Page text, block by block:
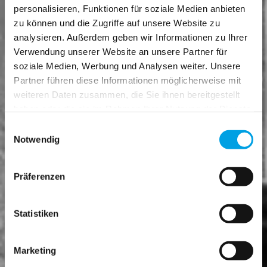
personalisieren, Funktionen für soziale Medien anbieten
zu können und die Zugriffe auf unsere Website zu
analysieren. Außerdem geben wir Informationen zu Ihrer
Verwendung unserer Website an unsere Partner für
soziale Medien, Werbung und Analysen weiter. Unsere
Partner führen diese Informationen möglicherweise mit
weiteren Daten zusammen, die Sie ihnen bereitgestellt
Einwilligungsauswahl
Notwendig
Präferenzen
Statistiken
Marketing